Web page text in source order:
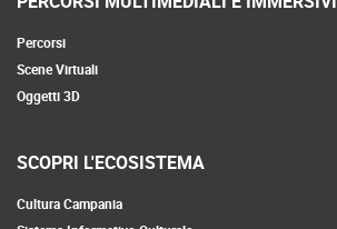
Percorsi
Scene Virtuali
Oggetti 3D
SCOPRI L'ECOSISTEMA
Cultura Campania